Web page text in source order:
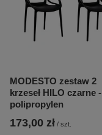
MODESTO zestaw 2
krzeseł HILO czarne -
polipropylen
173,00 zł / szt.